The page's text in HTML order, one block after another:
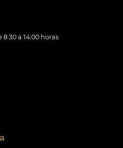
a 14:00 horas